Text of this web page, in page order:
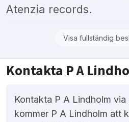
Atenzia records.
Visa fullständig
Kontakta P A
Kontakta P A Lindholm
kommer P A Lindholm att